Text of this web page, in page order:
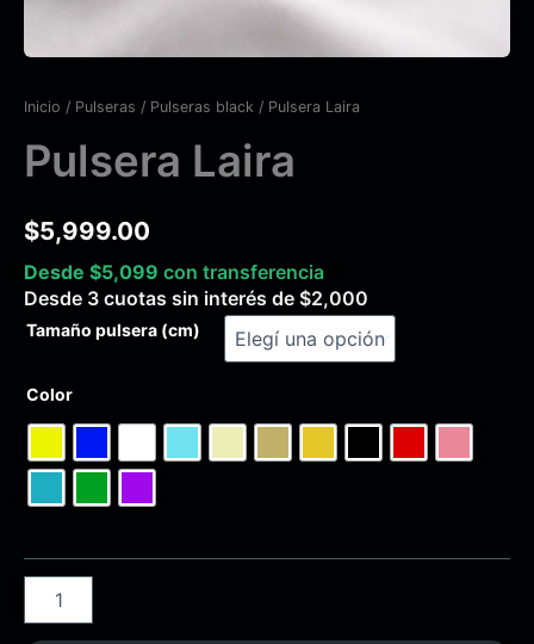
Inicio / Pulseras / Pulseras black / Pulsera Laira
Pulsera Laira
$5,999.00
Desde $5,099 con transferencia
Desde 3 cuotas sin interés de $2,000
Tamaño pulsera (cm)
Color